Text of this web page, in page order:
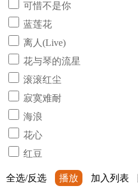
可惜不是你
蓝莲花
离人(Live)
花与琴的流星
滚滚红尘
寂寞难耐
海浪
花心
红豆
全选/反选 播放 加入列表